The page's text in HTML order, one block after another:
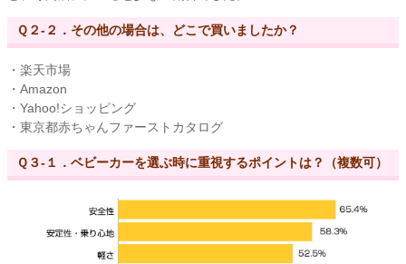
Ｑ２-２．その他の場合は、どこで買いましたか？
・楽天市場
・Amazon
・Yahoo!ショッピング
・東京都赤ちゃんファーストカタログ
Ｑ３-１．ベビーカーを選ぶ時に重視するポイントは？（複数可）